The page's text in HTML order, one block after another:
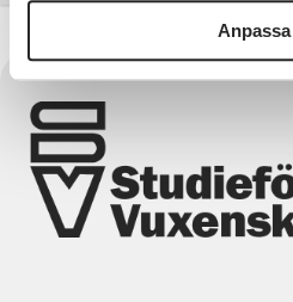
Anpassa